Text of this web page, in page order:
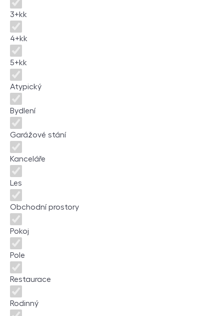
3+kk
4+kk
5+kk
Atypický
Bydlení
Garážové stání
Kanceláře
Les
Obchodní prostory
Pokoj
Pole
Restaurace
Rodinný